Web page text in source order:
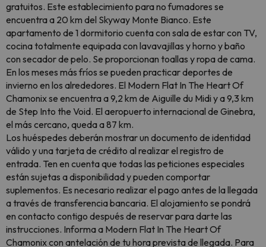
gratuitos. Este establecimiento para no fumadores se
encuentra a 20 km del Skyway Monte Bianco. Este
apartamento de 1 dormitorio cuenta con sala de estar con TV,
cocina totalmente equipada con lavavajillas y horno y baño
con secador de pelo. Se proporcionan toallas y ropa de cama.
En los meses más fríos se pueden practicar deportes de
invierno en los alrededores. El Modern Flat In The Heart Of
Chamonix se encuentra a 9,2 km de Aiguille du Midi y a 9,3 km
de Step Into the Void. El aeropuerto internacional de Ginebra,
el más cercano, queda a 87 km.
Los huéspedes deberán mostrar un documento de identidad
válido y una tarjeta de crédito al realizar el registro de
entrada. Ten en cuenta que todas las peticiones especiales
están sujetas a disponibilidad y pueden comportar
suplementos. Es necesario realizar el pago antes de la llegada
a través de transferencia bancaria. El alojamiento se pondrá
en contacto contigo después de reservar para darte las
instrucciones. Informa a Modern Flat In The Heart Of
Chamonix con antelación de tu hora prevista de llegada. Para